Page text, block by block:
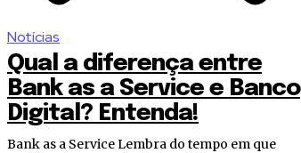
Notícias
Qual a diferença entre
Bank as a Service e Banco
Digital? Entenda!
Bank as a Service Lembra do tempo em que